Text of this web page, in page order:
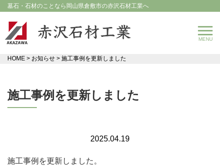
墓石・石材のことなら岡山県倉敷市の赤沢石材工業へ
HOME > お知らせ > 施工事例を更新しました
施工事例を更新しました
2025.04.19
施工事例を更新しました。